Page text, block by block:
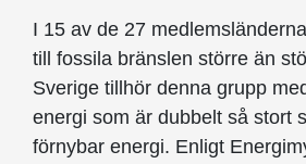
I 15 av de 27
till fossila bränslen större än
Sverige tillhör denna grupp
energi som är dubbelt så stort
förnybar energi. Enligt